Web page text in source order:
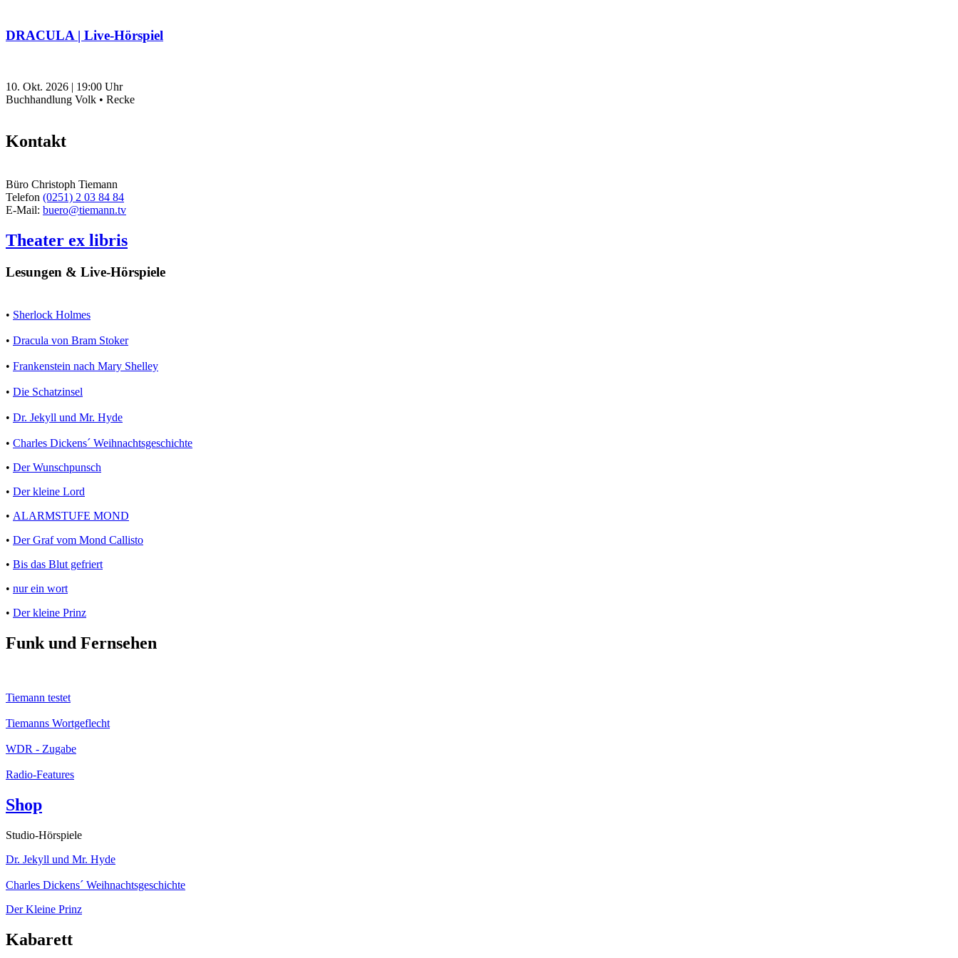
DRACULA | Live-Hörspiel
10. Okt. 2026 | 19:00 Uhr
Buchhandlung Volk • Recke
Kontakt
Büro Christoph Tiemann
Telefon (0251) 2 03 84 84
E-Mail: buero@tiemann.tv
Theater ex libris
Lesungen & Live-Hörspiele
• Sherlock Holmes
• Dracula von Bram Stoker
• Frankenstein nach Mary Shelley
• Die Schatzinsel
• Dr. Jekyll und Mr. Hyde
• Charles Dickens´ Weihnachtsgeschichte
• Der Wunschpunsch
• Der kleine Lord
• ALARMSTUFE MOND
• Der Graf vom Mond Callisto
• Bis das Blut gefriert
• nur ein wort
• Der kleine Prinz
Funk und Fernsehen
Tiemann testet
Tiemanns Wortgeflecht
WDR - Zugabe
Radio-Features
Shop
Studio-Hörspiele
Dr. Jekyll und Mr. Hyde
Charles Dickens´ Weihnachtsgeschichte
Der Kleine Prinz
Kabarett